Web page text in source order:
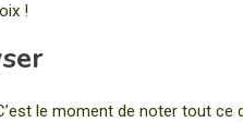
!
le moment de noter tout ce